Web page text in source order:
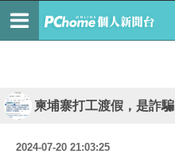
柬埔寨打工渡假，是詐騙
2024-07-20 21:03:25